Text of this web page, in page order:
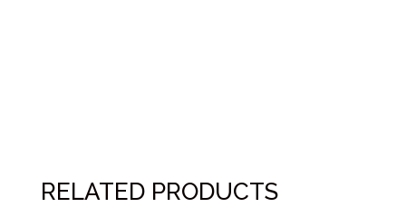
RELATED PRODUCTS